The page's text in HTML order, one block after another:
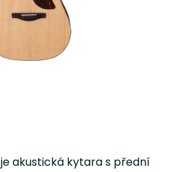
je akustická kytara s přední